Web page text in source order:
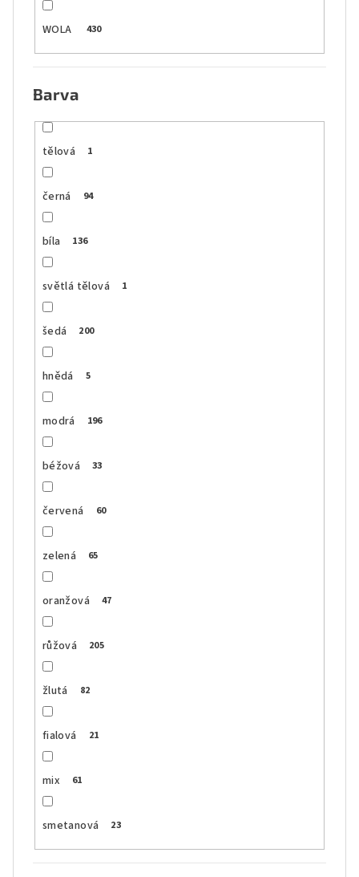
WOLA 430
Barva
tělová 1
černá 94
bíla 136
světlá tělová 1
šedá 200
hnědá 5
modrá 196
béžová 33
červená 60
zelená 65
oranžová 47
růžová 205
žlutá 82
fialová 21
mix 61
smetanová 23